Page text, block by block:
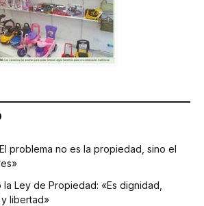
problema no es la propiedad, sino el
Ley de Propiedad: «Es dignidad,
libertad»